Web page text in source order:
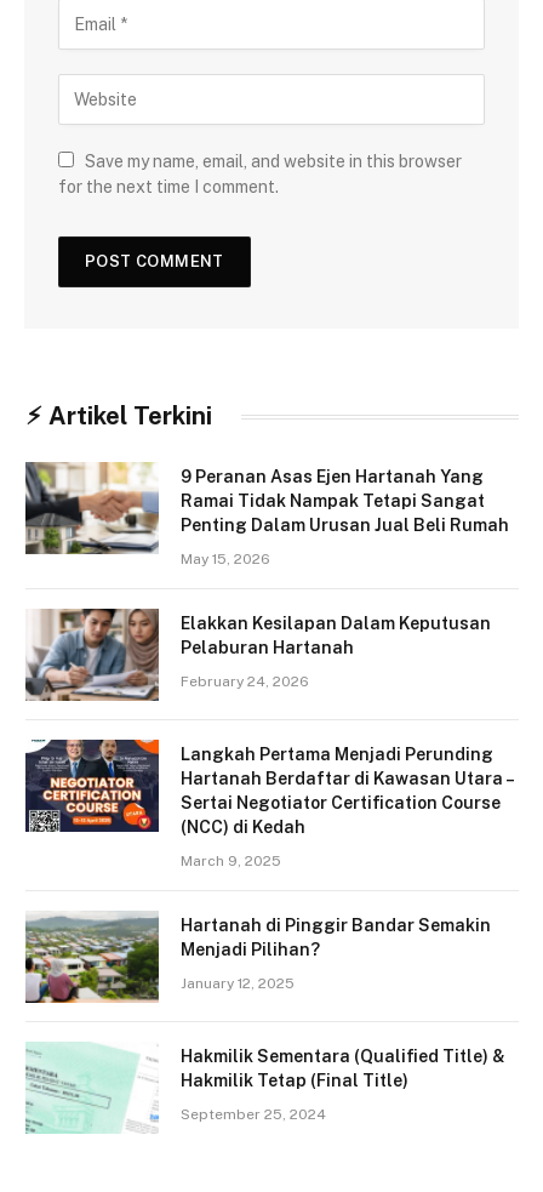
Save my name, email, and website in this browser
for the next time I comment.
⚡︎ Artikel Terkini
9 Peranan Asas Ejen Hartanah Yang
Ramai Tidak Nampak Tetapi Sangat
Penting Dalam Urusan Jual Beli Rumah
May 15, 2026
Elakkan Kesilapan Dalam Keputusan
Pelaburan Hartanah
February 24, 2026
Langkah Pertama Menjadi Perunding
Hartanah Berdaftar di Kawasan Utara –
Sertai Negotiator Certification Course
(NCC) di Kedah
March 9, 2025
Hartanah di Pinggir Bandar Semakin
Menjadi Pilihan?
January 12, 2025
Hakmilik Sementara (Qualified Title) &
Hakmilik Tetap (Final Title)
September 25, 2024